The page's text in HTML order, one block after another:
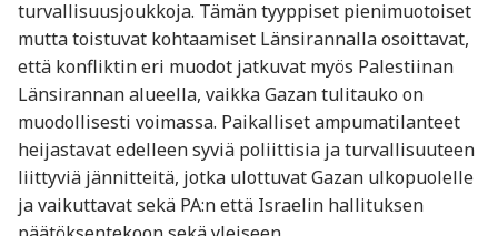
turvallisuusjoukkoja. Tämän tyyppiset pienimuotoiset
mutta toistuvat kohtaamiset Länsirannalla osoittavat,
että konfliktin eri muodot jatkuvat myös Palestiinan
Länsirannan alueella, vaikka Gazan tulitauko on
muodollisesti voimassa. Paikalliset ampumatilanteet
heijastavat edelleen syviä poliittisia ja turvallisuuteen
liittyviä jännitteitä, jotka ulottuvat Gazan ulkopuolelle
ja vaikuttavat sekä PA:n että Israelin hallituksen